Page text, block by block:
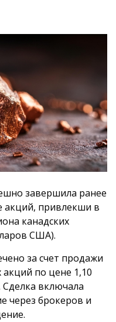
завершила ранее
акций, привлекши в
канадских
США).
за счет продажи
по цене 1,10
Сделка включала
через брокеров и